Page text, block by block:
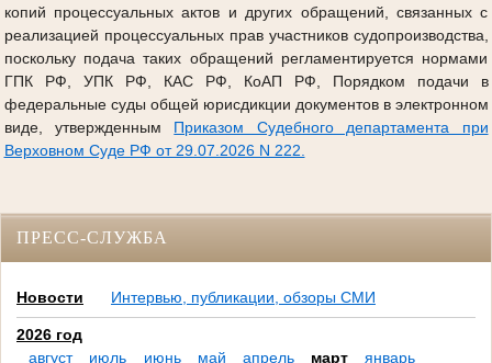
копий процессуальных актов и других обращений, связанных с
реализацией процессуальных прав участников судопроизводства,
поскольку подача таких обращений регламентируется нормами
ГПК РФ, УПК РФ, КАС РФ, КоАП РФ, Порядком подачи в
федеральные суды общей юрисдикции документов в электронном
виде, утвержденным Приказом Судебного департамента при
Верховном Суде РФ от 29.07.2026 N 222.
ПРЕСС-СЛУЖБА
Новости Интервью, публикации, обзоры СМИ
2026 год
август
июль июнь май апрель март
январь